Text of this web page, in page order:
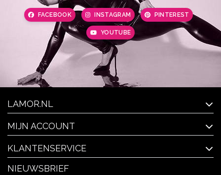
FACEBOOK INSTAGRAM PINTEREST
YOUTUBE
LAMOR.NL
MIJN ACCOUNT
KLANTENSERVICE
NIEUWSBRIEF